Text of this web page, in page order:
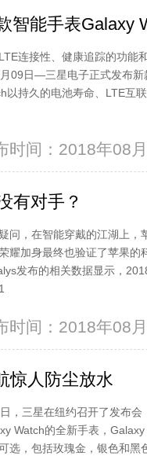
智能手表Galaxy
连接性、健康追踪的功能
09日—三星电子正式发布新
以持久的电池寿命、LTE互
时间：2018年08
有对手？
问，在智能穿戴的江湖上，
耀加身最终也验证了苹果的
发布的相关数据显示，
时间：2018年08
惊人防尘放水
，三星在纽约召开了发布
Watch的全新手表，
选，包括玫瑰金，银色和黑